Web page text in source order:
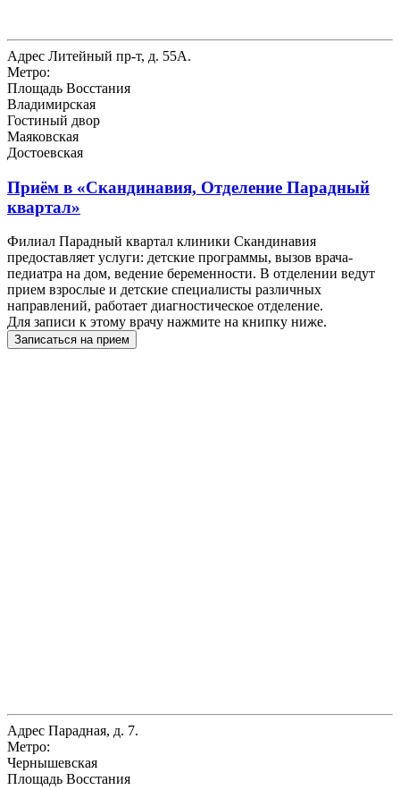
Адрес Литейный пр-т, д. 55А.
Метро:
Площадь Восстания
Владимирская
Гостиный двор
Маяковская
Достоевская
Приём в «Скандинавия, Отделение Парадный
квартал»
Филиал Парадный квартал клиники Скандинавия
предоставляет услуги: детские программы, вызов врача-
педиатра на дом, ведение беременности. В отделении ведут
прием взрослые и детские специалисты различных
направлений, работает диагностическое отделение.
Для записи к этому врачу нажмите на книпку ниже.
Записаться на прием
Адрес Парадная, д. 7.
Метро:
Чернышевская
Площадь Восстания